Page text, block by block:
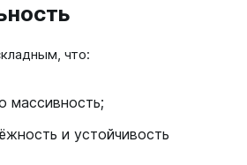
что:
массивность;
и устойчивость